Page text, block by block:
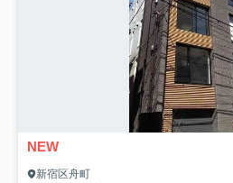
NEW
新宿区舟町